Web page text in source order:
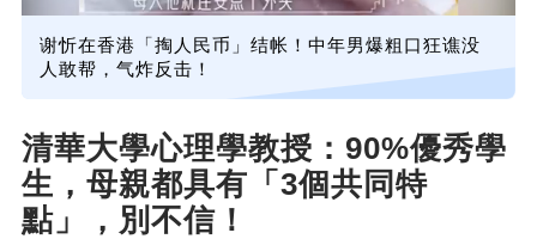
谢忻在香港「掏人民币」结帐！中年男爆粗口狂谯没
人敢帮，气炸反击！
清華大學心理學教授：90%優秀學
生，母親都具有「3個共同特
點」，別不信！